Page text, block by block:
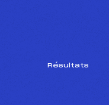
Résultats